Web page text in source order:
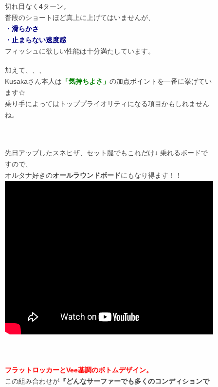
切れ目なく4ターン。
普段のショートほど真上に上げてはいませんが、
・滑らかさ
・止まらない速度感
フィッシュに欲しい性能は十分満たしています。
加えて、、、
Kusakaさん本人は 「気持ちよさ」 の加点ポイントを一番に挙げてい
ます☆
乗り手によってはトッププライオリティになる項目かもしれません
ね。
先日アップしたスネヒザ、セット腿でもこれだけ↓ 乗れるボードで
すので、
オルタナ好きのオールラウンドボードにもなり得ます！！
フラットロッカーとVee基調のボトムデザイン。
この組み合わせが 『どんなサーファーでも多くのコンディションで